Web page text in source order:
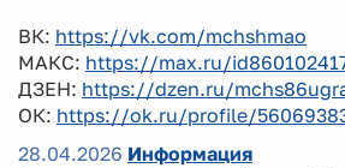
ВК: https://vk.com/mchshmao
МАКС: https://max.ru/
ДЗЕН: https://dzen.ru/
ОК: https://ok.ru/profile/
28.04.2026 Информация